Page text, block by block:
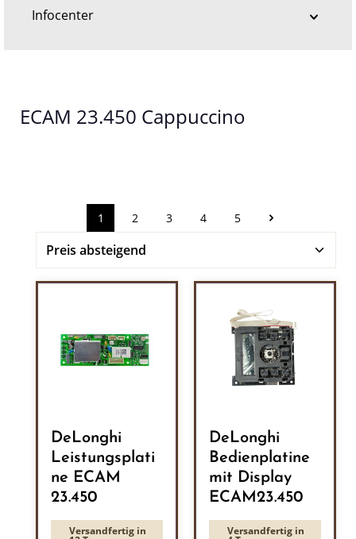
Infocenter
ECAM 23.450 Cappuccino
Seite
1 Seite
2 Seite
3 Seite
4 Seite
5
DeLonghi
Leistungsplati
ne ECAM
23.450
Versandfertig in
DeLonghi
Bedienplatine
mit Display
ECAM23.450
Versandfertig in